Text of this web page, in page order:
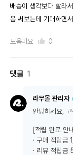
배송이 생각보다 빨라
음 써보는데 기대하면
도움돼요 0
댓글 1
라무몰 관리자
안녕하세요,
[적립 완료 안
· 구매 적립금
· 리뷰 적립